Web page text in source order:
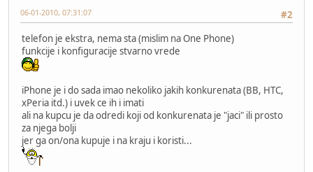
#2
06-01-2010, 07:31:07
telefon je ekstra, nema sta (mislim na One Phone)
funkcije i konfiguracije stvarno vrede
iPhone je i do sada imao nekoliko jakih konkurenata (BB, HTC,
xPeria itd.) i uvek ce ih i imati
ali na kupcu je da odredi koji od konkurenata je "jaci" ili prosto
za njega bolji
jer ga on/ona kupuje i na kraju i koristi...